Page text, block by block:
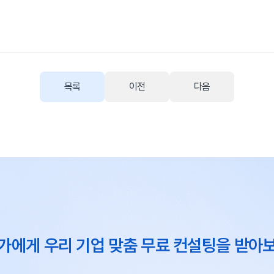
목록 이전 다음
에게 우리 기업 맞춤 무료 컨설팅을 받아